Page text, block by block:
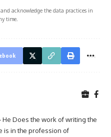
and acknowledge the data practices in
time.
He Does the work of writing the
is in the profession of